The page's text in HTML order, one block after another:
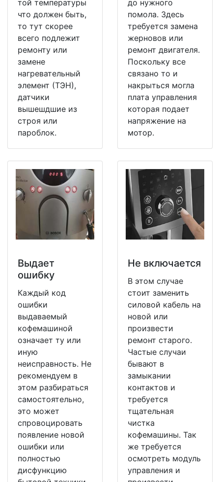
той температуры
что должен быть,
то тут скорее
всего подлежит
ремонту или
замене
нагревательный
элемент (ТЭН),
датчики
вышешдшие из
строя или
пароблок.
до нужного
помола. Здесь
требуется замена
жерновов или
ремонт двигателя.
Поскольку все
связано то и
накрыться могла
плата управления
которая подает
напряжение на
мотор.
Выдает
ошибку
Каждый код
ошибки
выдаваемый
кофемашиной
означает ту или
иную
неисправность. Не
рекомендуем в
этом разбираться
самостоятельно,
это может
спровоцировать
появление новой
ошибки или
полностью
дисфункцию
Не включается
В этом случае
стоит заменить
силовой кабель на
новой или
произвести
ремонт старого.
Частые случаи
бывают в
замыкании
контактов и
требуется
тщательная
чистка
кофемашины. Так
же требуется
осмотреть модуль
управления и